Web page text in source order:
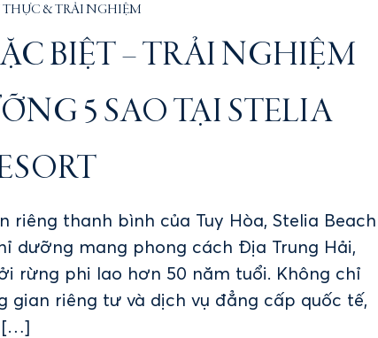
& TRẢI NGHIỆM
BIỆT – TRẢI NGHIỆM
5 SAO TẠI STELIA
riêng thanh bình của Tuy Hòa, Stelia Beach
Địa Trung Hải,
rừng phi lao hơn 50 năm tuổi. Không chỉ
gian riêng tư và dịch vụ đẳng cấp quốc tế,
[…]